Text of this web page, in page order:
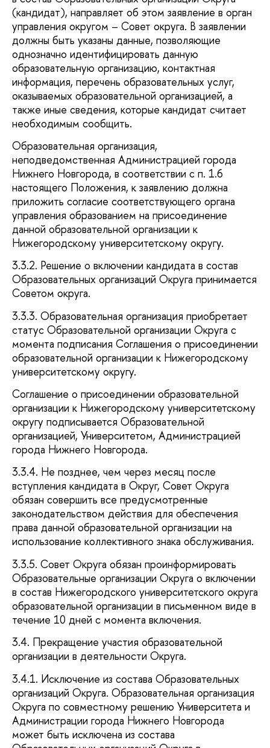
(кандидат), направляет об этом заявление в орган
управления округом – Совет округа. В заявлении
должны быть указаны данные, позволяющие
однозначно идентифицировать данную
образовательную организацию, контактная
информация, перечень образовательных услуг,
оказываемых образовательной организацией, а
также иные сведения, которые кандидат считает
необходимым сообщить.
Образовательная организация,
неподведомственная Администрацией города
Нижнего Новгорода, в соответствии с п. 1.6
настоящего Положения, к заявлению должна
приложить согласие соответствующего органа
управления образованием на присоединение
данной образовательной организации к
Нижегородскому университетскому округу.
3.3.2. Решение о включении кандидата в состав
Образовательных организаций Округа принимается
Советом округа.
3.3.3. Образовательная организация приобретает
статус Образовательной организации Округа с
момента подписания Соглашения о присоединении
образовательной организации к Нижегородскому
университетскому округу.
Соглашение о присоединении образовательной
организации к Нижегородскому университетскому
округу подписывается Образовательной
организацией, Университетом, Администрацией
города Нижнего Новгорода.
3.3.4. Не позднее, чем через месяц после
вступления кандидата в Округ, Совет Округа
обязан совершить все предусмотренные
законодательством действия для обеспечения
права данной образовательной организации на
использование коллективного знака обслуживания.
3.3.5. Совет Округа обязан проинформировать
Образовательные организации Округа о включении
в состав Нижегородского университетского округа
образовательной организации в письменном виде в
течение 10 дней с момента включения.
3.4. Прекращение участия образовательной
организации в деятельности Округа.
3.4.1. Исключение из состава Образовательных
организаций Округа. Образовательная организация
Округа по совместному решению Университета и
Администрации города Нижнего Новгорода
может быть исключена из состава